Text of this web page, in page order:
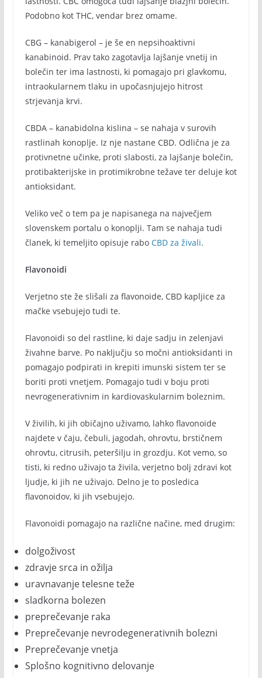
Podobno kot THC, vendar brez omame.
CBG – kanabigerol – je še en nepsihoaktivni
kanabinoid. Prav tako zagotavlja lajšanje vnetij in
bolečin ter ima lastnosti, ki pomagajo pri glavkomu,
intraokularnem tlaku in upočasnjujejo hitrost
strjevanja krvi.
CBDA – kanabidolna kislina – se nahaja v surovih
rastlinah konoplje. Iz nje nastane CBD. Odlična je za
protivnetne učinke, proti slabosti, za lajšanje bolečin,
protibakterijske in protimikrobne težave ter deluje kot
antioksidant.
Veliko več o tem pa je napisanega na največjem
slovenskem portalu o konoplji. Tam se nahaja tudi
članek, ki temeljito opisuje rabo CBD za živali.
Flavonoidi
Verjetno ste že slišali za flavonoide, CBD kapljice za
mačke vsebujejo tudi te.
Flavonoidi so del rastline, ki daje sadju in zelenjavi
živahne barve. Po naključju so močni antioksidanti in
pomagajo podpirati in krepiti imunski sistem ter se
boriti proti vnetjem. Pomagajo tudi v boju proti
nevrogenerativnim in kardiovaskularnim boleznim.
V živilih, ki jih običajno uživamo, lahko flavonoide
najdete v čaju, čebuli, jagodah, ohrovtu, brstičnem
ohrovtu, citrusih, peteršilju in grozdju. Kot vemo, so
tisti, ki redno uživajo ta živila, verjetno bolj zdravi kot
ljudje, ki jih ne uživajo. Delno je to posledica
flavonoidov, ki jih vsebujejo.
Flavonoidi pomagajo na različne načine, med drugim:
dolgoživost
zdravje srca in ožilja
uravnavanje telesne teže
sladkorna bolezen
preprečevanje raka
Preprečevanje nevrodegenerativnih bolezni
Preprečevanje vnetja
Splošno kognitivno delovanje